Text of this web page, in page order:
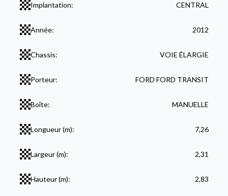
Implantation: CENTRAL
Année: 2012
Chassis: VOIE ÉLARGIE
Porteur: FORD FORD TRANSIT
Boîte: MANUELLE
Longueur (m): 7,26
Largeur (m): 2,31
Hauteur (m): 2,83